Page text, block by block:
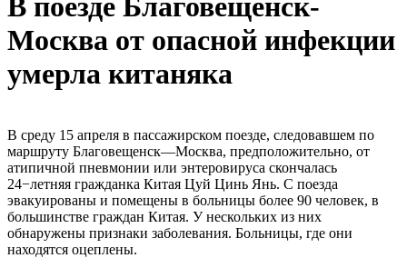
В поезде Благовещенск-
Москва от опасной инфекции
умерла китаняка
В среду 15 апреля в пассажирском поезде, следовавшем по
маршруту Благовещенск—Москва, предположительно, от
атипичной пневмонии или энтеровируса скончалась
24−летняя гражданка Китая Цуй Цинь Янь. С поезда
эвакуированы и помещены в больницы более 90 человек, в
большинстве граждан Китая. У нескольких из них
обнаружены признаки заболевания. Больницы, где они
находятся оцеплены.